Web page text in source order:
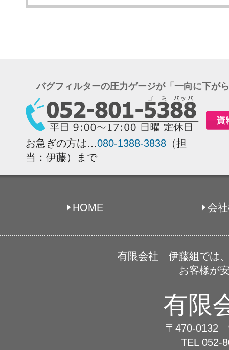
バグフィルターの圧力ゲージが「一向に下が
お急ぎの方は…080-1388-3838 （担
当：伊藤）まで
HOME 会
有限会社 伊藤組では
お客様が
有限
〒470-0132
TEL 052-